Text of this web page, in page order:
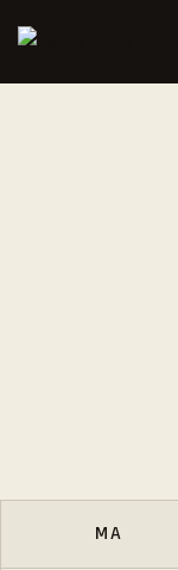
HOME
AANBOD
MA